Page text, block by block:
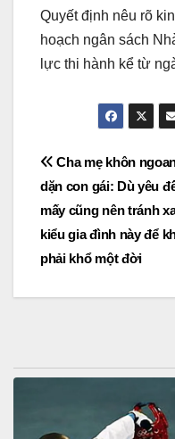
Quyết định nêu rõ
hoạch ngân sách
lực thi hành kể từ
Post
Cha mẹ khôn
dặn con gái: Dù yêu
mấy cũng nên tránh
kiểu gia đình này để
phải khổ một đời